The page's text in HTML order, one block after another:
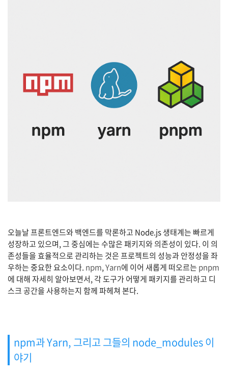
오늘날 프론트엔드와 백엔드를 막론하고 Node.js 생태계는 빠르게
성장하고 있으며, 그 중심에는 수많은 패키지와 의존성이 있다. 이 의
존성들을 효율적으로 관리하는 것은 프로젝트의 성능과 안정성을 좌
우하는 중요한 요소이다. npm,Yarn에 이어 새롭게 떠오르는 pnpm
에 대해 자세히 알아보면서, 각 도구가 어떻게 패키지를 관리하고 디
스크 공간을 사용하는지 함께 파헤쳐 본다.
npm과 Yarn, 그리고 그들의 node_modules이
야기